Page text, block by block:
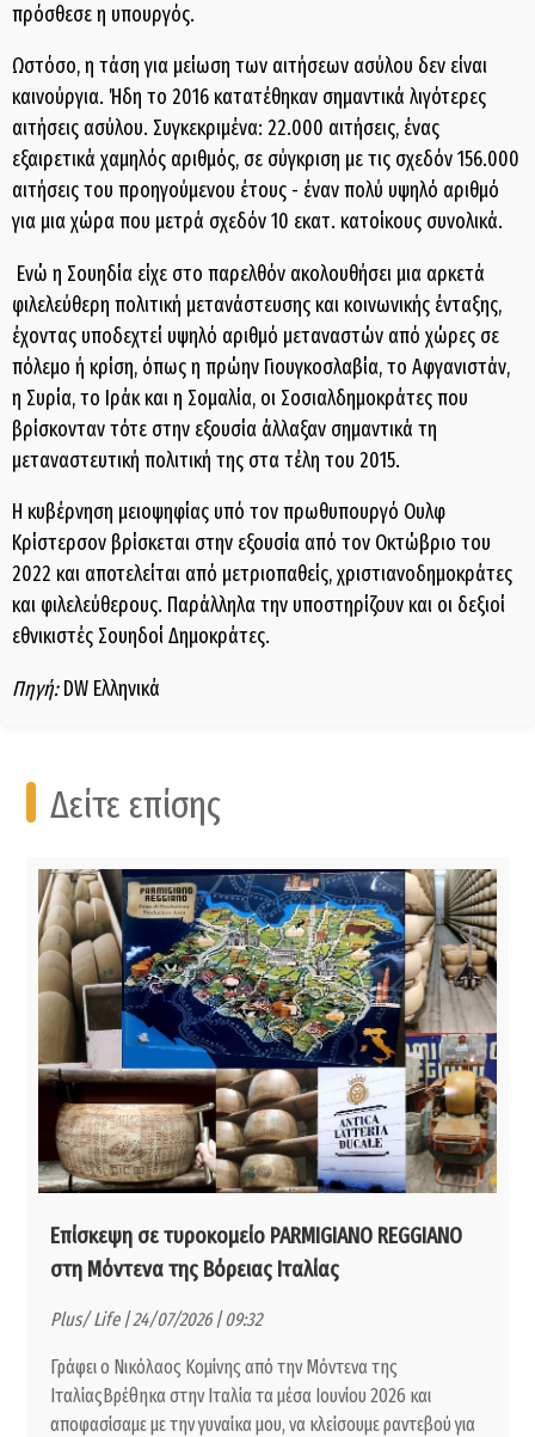
πρόσθεσε η υπουργός.
Ωστόσο, η τάση για μείωση των αιτήσεων ασύλου δεν είναι
καινούργια. Ήδη το 2016 κατατέθηκαν σημαντικά λιγότερες
αιτήσεις ασύλου. Συγκεκριμένα: 22.000 αιτήσεις, ένας
εξαιρετικά χαμηλός αριθμός, σε σύγκριση με τις σχεδόν 156.000
αιτήσεις του προηγούμενου έτους - έναν πολύ υψηλό αριθμό
για μια χώρα που μετρά σχεδόν 10 εκατ. κατοίκους συνολικά.
Ενώ η Σουηδία είχε στο παρελθόν ακολουθήσει μια αρκετά
φιλελεύθερη πολιτική μετανάστευσης και κοινωνικής ένταξης,
έχοντας υποδεχτεί υψηλό αριθμό μεταναστών από χώρες σε
πόλεμο ή κρίση, όπως η πρώην Γιουγκοσλαβία, το Αφγανιστάν,
η Συρία, το Ιράκ και η Σομαλία, οι Σοσιαλδημοκράτες που
βρίσκονταν τότε στην εξουσία άλλαξαν σημαντικά τη
μεταναστευτική πολιτική της στα τέλη του 2015.
Η κυβέρνηση μειοψηφίας υπό τον πρωθυπουργό Ουλφ
Κρίστερσον βρίσκεται στην εξουσία από τον Οκτώβριο του
2022 και αποτελείται από μετριοπαθείς, χριστιανοδημοκράτες
και φιλελεύθερους. Παράλληλα την υποστηρίζουν και οι δεξιοί
εθνικιστές Σουηδοί Δημοκράτες.
Πηγή: DW Ελληνικά
Δείτε επίσης
Επίσκεψη σε τυροκομείο PARMIGIANO REGGIANO
στη Μόντενα της Βόρειας Ιταλίας
Plus/ Life | 24/07/2026 | 09:32
Γράφει ο Νικόλαος Κομίνης από την Μόντενα της
ΙταλίαςΒρέθηκα στην Ιταλία τα μέσα Ιουνίου 2026 και
αποφασίσαμε με την γυναίκα μου, να κλείσουμε ραντεβού για